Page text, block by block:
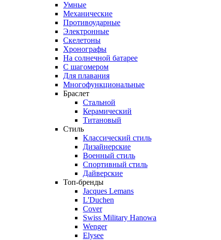
Умные
Механические
Противоударные
Электронные
Скелетоны
Хронографы
На солнечной батарее
С шагомером
Для плавания
Многофункциональные
Браслет
Стальной
Керамический
Титановый
Стиль
Классический стиль
Дизайнерские
Военный стиль
Спортивный стиль
Дайверские
Топ-бренды
Jacques Lemans
L'Duchen
Cover
Swiss Military Hanowa
Wenger
Elysee